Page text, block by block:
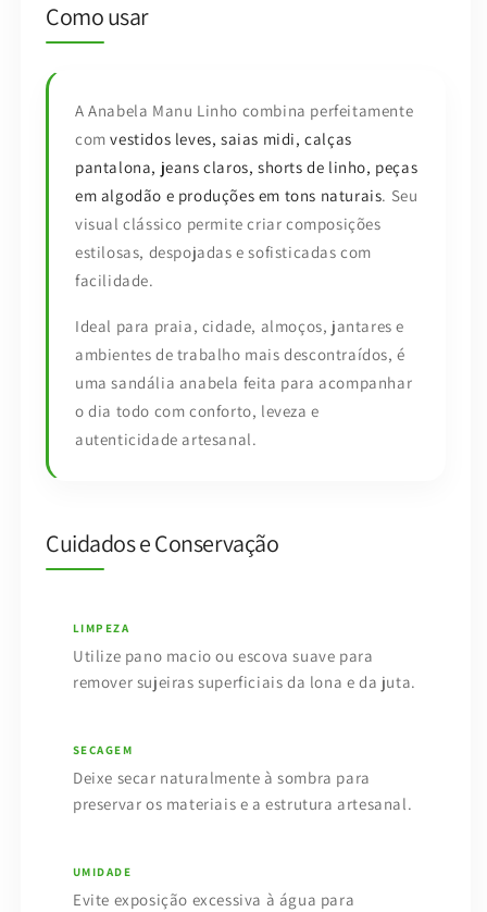
Como usar
A Anabela Manu Linho combina perfeitamente
comvestidos leves, saias midi, calças
pantalona, jeans claros, shorts de linho, peças
em algodão e produções em tons naturais. Seu
visual clássico permite criar composições
estilosas, despojadas e sofisticadas com
facilidade.
Ideal para praia, cidade, almoços, jantares e
ambientes de trabalho mais descontraídos, é
uma sandália anabela feita para acompanhar
o dia todo com conforto, leveza e
autenticidade artesanal.
Cuidados e Conservação
LIMPEZA
Utilize pano macio ou escova suave para
remover sujeiras superficiais da lona e da juta.
SECAGEM
Deixe secar naturalmente à sombra para
preservar os materiais e a estrutura artesanal.
UMIDADE
Evite exposição excessiva à água para